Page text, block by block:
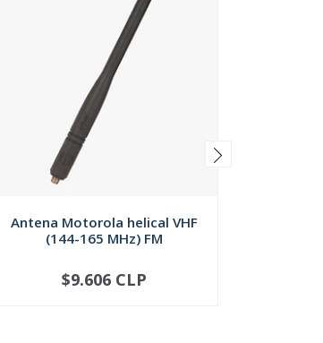
Antena Motorola helical VHF
(144-165 MHz) FM
+
$9.606 CLP